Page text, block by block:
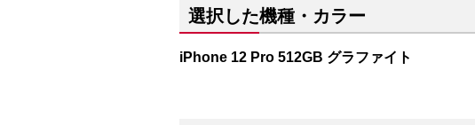
選択した機種・カラー
iPhone 12 Pro 512GB グラファイト